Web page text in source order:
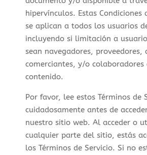
hipervínculos. Estas Condiciones
se aplican a todos los usuarios
incluyendo si limitación a
sean navegadores, proveedores,
comerciantes, y/o colaboradores
contenido.
Por favor, lee estos Términos de
cuidadosamente antes de
nuestro sitio web. Al acceder o
cualquier parte del sitio, estás
los Términos de Servicio. Si no